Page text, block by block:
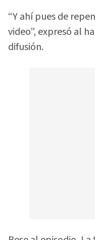
“Y ahí pues de
video”, expresó al
difusión.